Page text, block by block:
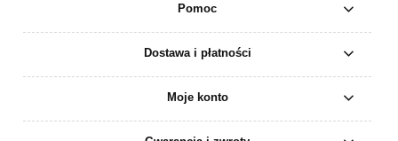
Pomoc
Dostawa i płatności
Moje konto